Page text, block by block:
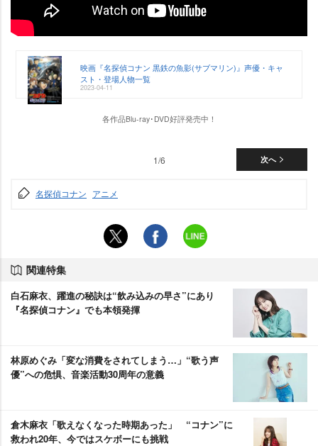
映画『名探偵コナン 黒鉄の魚影(サブマリン)』声優・キャ
スト・登場人物一覧
2023-04-11
各作品Blu-ray･DVD好評発売中！
次へ
1/6
名探偵コナン アニメ
関連特集
白石麻衣、躍進の秘訣は“飲み込みの早さ”にあり
『名探偵コナン』でも本領発揮
林原めぐみ「変な消費をされてしまう…」“歌う声
優”への危惧、音楽活動30周年の意義
倉木麻衣「歌えなくなった時期あった」 “コナン”に
救われ20年、今ではスケボーにも挑戦